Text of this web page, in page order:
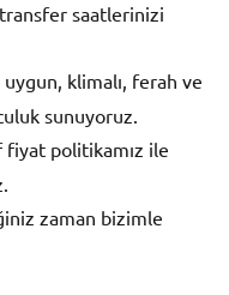
saatlerinizi
uygun, klimalı, ferah ve
sunuyoruz.
fiyat politikamız ile
zaman bizimle